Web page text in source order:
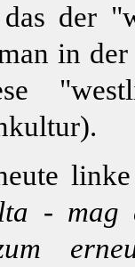
der
in
- mag